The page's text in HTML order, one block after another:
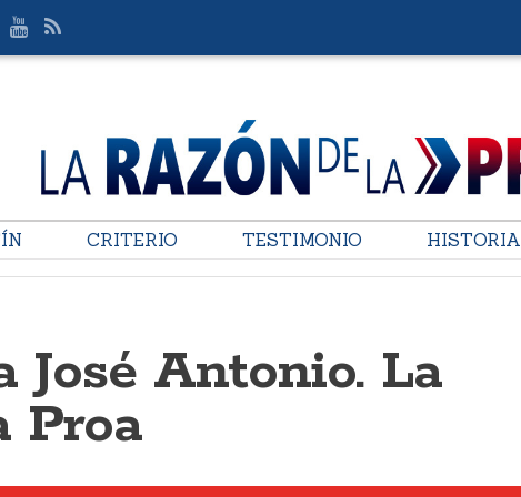
CRITERIO TESTIMONIO HISTORIA
José Antonio. La
Proa